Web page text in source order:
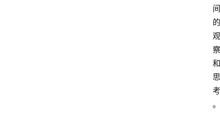
间
的
观
察
和
思
考
。